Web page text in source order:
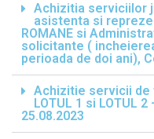
Achizitia serviciilor
asistenta si
ROMANE si
solicitante (
perioada de doi ani),
Achizitie servicii de
LOTUL 1 si LOTUL 2
25.08.2023